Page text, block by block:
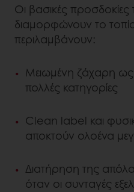
Οι βασικές
διαμορφώνουν το
περιλαμβάνουν:
Μειωμένη ζάχαρη
πολλές κατηγορίες
Clean label και
αποκτούν ολοένα
Διατήρηση της
όταν οι συνταγές